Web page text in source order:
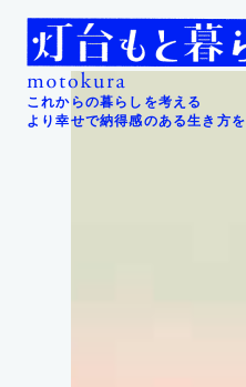
これからの暮らしを考える
より幸せで納得感のある生き方を